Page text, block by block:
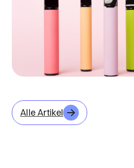
Alle Artikel